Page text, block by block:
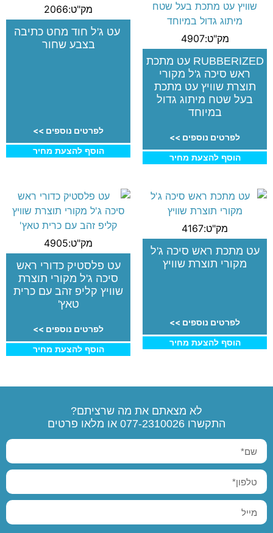
מק"ט:4907
RUBBERIZED עט מתכת
ראש סיכה ג'ל מקורי
תוצרת שוויץ עט מתכת
בעל שטח מיתוג גדול
במיוחד
לפרטים נוספים >>
הוסף להצעת מחיר
מק"ט:2066
עט ג'ל חוד מחט כתיבה
בצבע שחור
לפרטים נוספים >>
הוסף להצעת מחיר
מק"ט:4167
עט מתכת ראש סיכה ג'ל
מקורי תוצרת שוויץ
לפרטים נוספים >>
הוסף להצעת מחיר
מק"ט:4905
עט פלסטיק כדורי ראש
סיכה ג'ל מקורי תוצרת
שוויץ קליפ זהב עם כרית
טאץ'
לפרטים נוספים >>
הוסף להצעת מחיר
לא מצאתם את מה שרציתם?
התקשרו 077-2310026 או מלאו פרטים